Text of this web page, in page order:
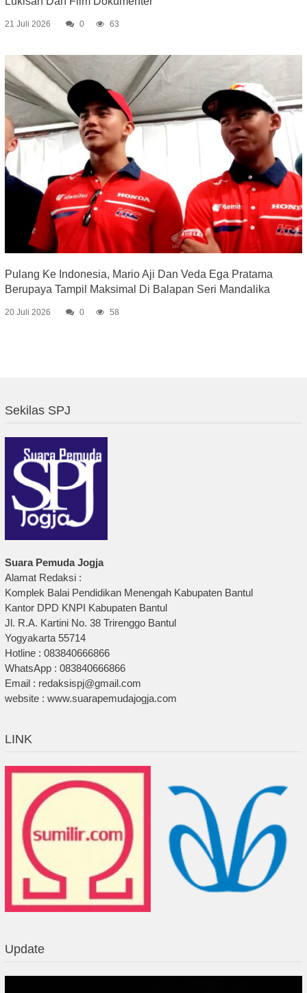
21 Juli 2026 0 63
Pulang Ke Indonesia, Mario Aji Dan Veda Ega Pratama
Berupaya Tampil Maksimal Di Balapan Seri Mandalika
20 Juli 2026 0 58
Sekilas SPJ
Suara Pemuda Jogja
Alamat Redaksi :
Komplek Balai Pendidikan Menengah Kabupaten Bantul
Kantor DPD KNPI Kabupaten Bantul
Jl. R.A. Kartini No. 38 Trirenggo Bantul
Yogyakarta 55714
Hotline : 083840666866
WhatsApp : 083840666866
Email : redaksispj@gmail.com
website : www.suarapemudajogja.com
LINK
Update